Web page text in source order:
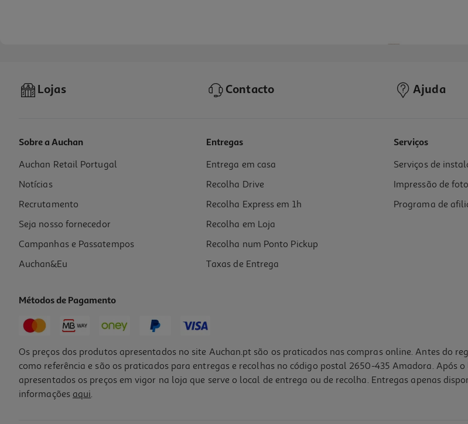
Kit Pintura Por Números Auchan
3 €/un
3,00 €
-67%
Lojas Contacto Ajuda
Sobre a Auchan
Auchan Retail Portugal
Notícias
Recrutamento
Seja nosso fornecedor
Campanhas e Passatempos
Auchan&Eu
Entregas
Entrega em casa
Recolha Drive
Recolha Express em 1h
Recolha em Loja
Recolha num Ponto Pickup
Taxas de Entrega
Serviços
Serviços de
Impressão de
Programa de
Métodos de Pagamento
Os preços dos produtos apresentados no site Auchan.pt são os praticados nas compras online. Antes do
como referência e são os praticados para entregas e recolhas no código postal 2650-435 Amadora. Após
apresentados os preços em vigor na loja que serve o local de entrega ou de recolha. Entregas apenas
informações aqui.